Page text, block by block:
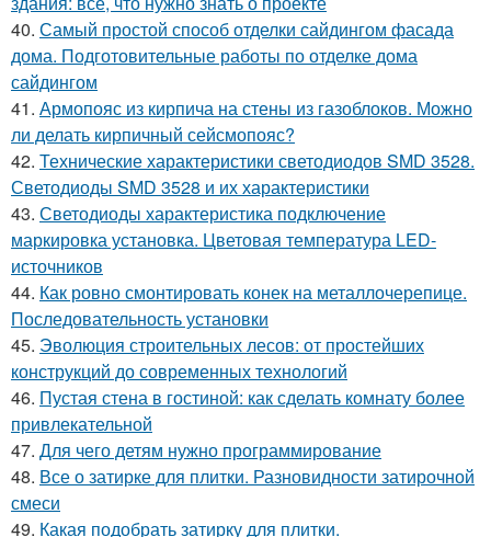
40. Самый простой способ отделки сайдингом фасада
дома. Подготовительные работы по отделке дома
сайдингом
41. Армопояс из кирпича на стены из газоблоков. Можно
ли делать кирпичный сейсмопояс?
42. Технические характеристики светодиодов SMD 3528.
Светодиоды SMD 3528 и их характеристики
43. Светодиоды характеристика подключение
маркировка установка. Цветовая температура LED-
источников
44. Как ровно смонтировать конек на металлочерепице.
Последовательность установки
45. Эволюция строительных лесов: от простейших
конструкций до современных технологий
46. Пустая стена в гостиной: как сделать комнату более
привлекательной
47. Для чего детям нужно программирование
48. Все о затирке для плитки. Разновидности затирочной
смеси
49. Какая подобрать затирку для плитки.